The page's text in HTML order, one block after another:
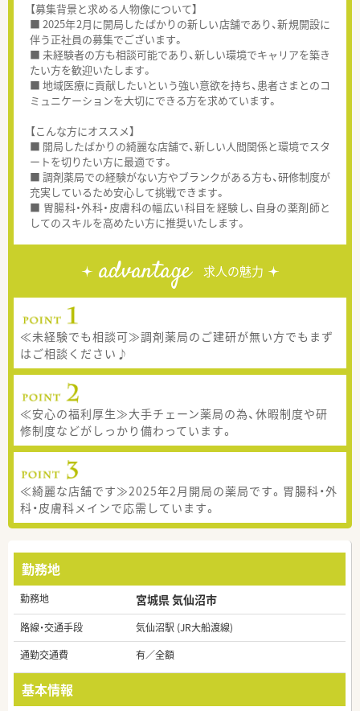
【募集背景と求める人物像について】
■ 2025年2月に開局したばかりの新しい店舗であり、新規開設に
伴う正社員の募集でございます。
■ 未経験者の方も相談可能であり、新しい環境でキャリアを築き
たい方を歓迎いたします。
■ 地域医療に貢献したいという強い意欲を持ち、患者さまとのコ
ミュニケーションを大切にできる方を求めています。
【こんな方にオススメ】
■ 開局したばかりの綺麗な店舗で、新しい人間関係と環境でスタ
ートを切りたい方に最適です。
■ 調剤薬局での経験がない方やブランクがある方も、研修制度が
充実しているため安心して挑戦できます。
■ 胃腸科・外科・皮膚科の幅広い科目を経験し、自身の薬剤師と
してのスキルを高めたい方に推奨いたします。
advantage 求人の魅力
≪未経験でも相談可≫調剤薬局のご建研が無い方でもまず
はご相談ください♪
≪安心の福利厚生≫大手チェーン薬局の為、休暇制度や研
修制度などがしっかり備わっています。
≪綺麗な店舗です≫2025年2月開局の薬局です。胃腸科・外
科・皮膚科メインで応需しています。
勤務地
勤務地 宮城県 気仙沼市
路線・交通手段
気仙沼駅 (JR大船渡線)
通勤交通費
有／全額
基本情報